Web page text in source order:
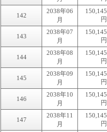
142
2038年06
月
150,145
円
143
2038年07
月
150,145
円
144
2038年08
月
150,145
円
145
2038年09
月
150,145
円
146
2038年10
月
150,145
円
147
2038年11
月
150,145
円